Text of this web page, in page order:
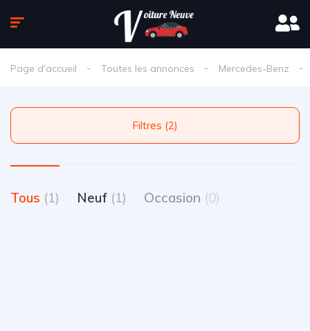
Page d'accueil Toutes les annonces Mercedes-Benz
Filtres (2)
Tous (1) Neuf (1) Occasion (0)